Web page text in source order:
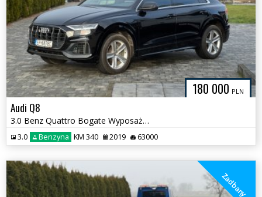
180 000 PLN
Audi Q8
3.0 Benz Quattro Bogate Wyposażenie
3.0 Benzyna KM 340 2019 63000
Zadbany